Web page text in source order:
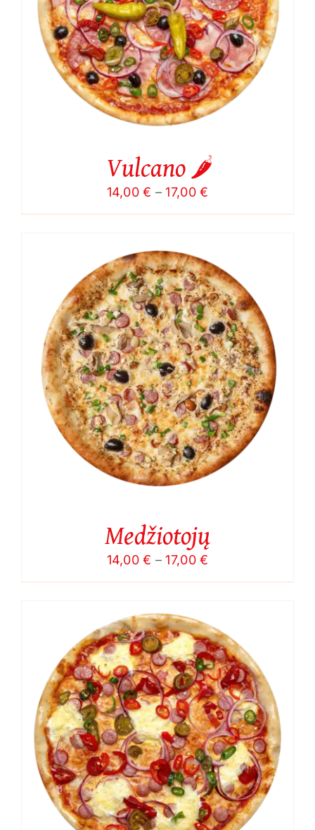
Vulcano 🌶️
14,00€ – 17,00€
range:
14,00 €
17,00 €
Medžiotojų
14,00€ – 17,00€
range:
14,00 €
through
17,00 €